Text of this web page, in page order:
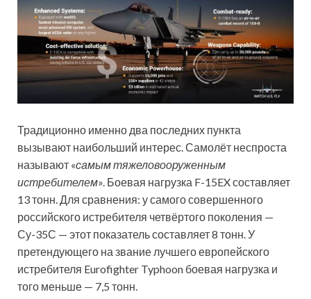
Традиционно именно два последних пункта
вызывают наибольший интерес. Самолёт неспроста
называют «самым тяжеловооруженным
истребителем». Боевая нагрузка F-15EX составляет
13 тонн. Для сравнения: у самого совершенного
российского истребителя четвёртого поколения —
Су-35С — этот показатель составляет 8 тонн. У
претендующего на звание лучшего европейского
истребителя Eurofighter Typhoon боевая нагрузка и
того меньше — 7,5 тонн.